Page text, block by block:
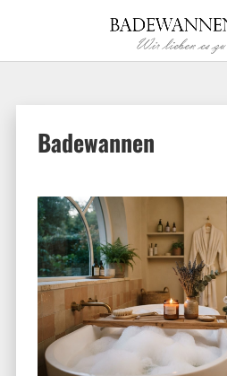
Badewannen